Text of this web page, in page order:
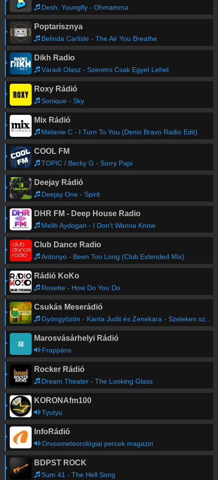
Desh, Youngfly - Ohmamma
Poptarisznya
Belinda Carlisle - The Air You Breathe
Dikh Radio
Váradi Olasz - Szeretni Csak Egyet Lehet
Roxy Rádió
Sonique - Sky
Mix Rádió
Melanie C - I Turn To You (Denis Bravo Radio Edit)
COOL FM
TOPIC / Becky G - Sorry Papi
Deejay Rádió
Deejay One - Spirit
DHR FM - Deep House Radio
Melih Aydogan - I Don't Wanna Know
Club Dance Radio
Antonyo - Been Too Long (Club Extended Mix)
Rádió KoKo
Roxette - How Do You Do
Csukás Meserádió
Gyöngyözön - Kanta Judit és Zenekara - Szeleken szálló
Marosvásárhelyi Rádió
Frappáns
Rocker Rádió
Dream Theater - The Looking Glass
KORONAfm100
Tyutyu
InfoRádió
Orvosmeteorológiai percek magazin
BDPST ROCK
Sum 41 - The Hell Song